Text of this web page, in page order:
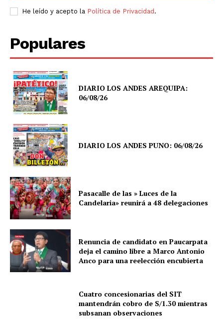
He leído y acepto la Política de Privacidad .
Populares
DIARIO LOS ANDES AREQUIPA:
06/08/26
DIARIO LOS ANDES PUNO: 06/08/26
Pasacalle de las » Luces de la
Candelaria» reunirá a 48 delegaciones
Renuncia de candidato en Paucarpata
deja el camino libre a Marco Antonio
Anco para una reelección encubierta
Cuatro concesionarias del SIT
mantendrán cobro de S/1.30 mientras
subsanan observaciones